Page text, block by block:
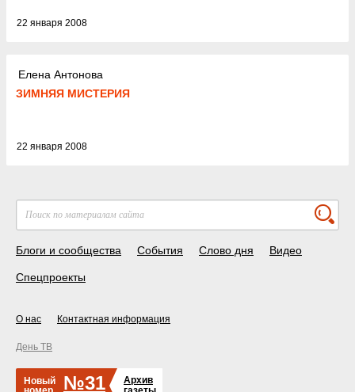
22 января 2008
Елена Антонова
ЗИМНЯЯ МИСТЕРИЯ
22 января 2008
Блоги и сообщества События Слово дня Видео
Спецпроекты
О нас Контактная информация
День ТВ
Новый
№31
Архив